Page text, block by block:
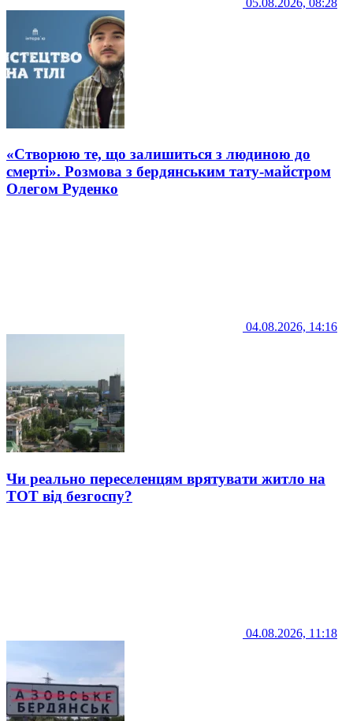
«Створюю те, що залишиться з людиною до
смерті». Розмова з бердянським тату-майстром
Олегом Руденко
04.08.2026, 14:16
Чи реально переселенцям врятувати житло на
ТОТ від безгоспу?
04.08.2026, 11:18